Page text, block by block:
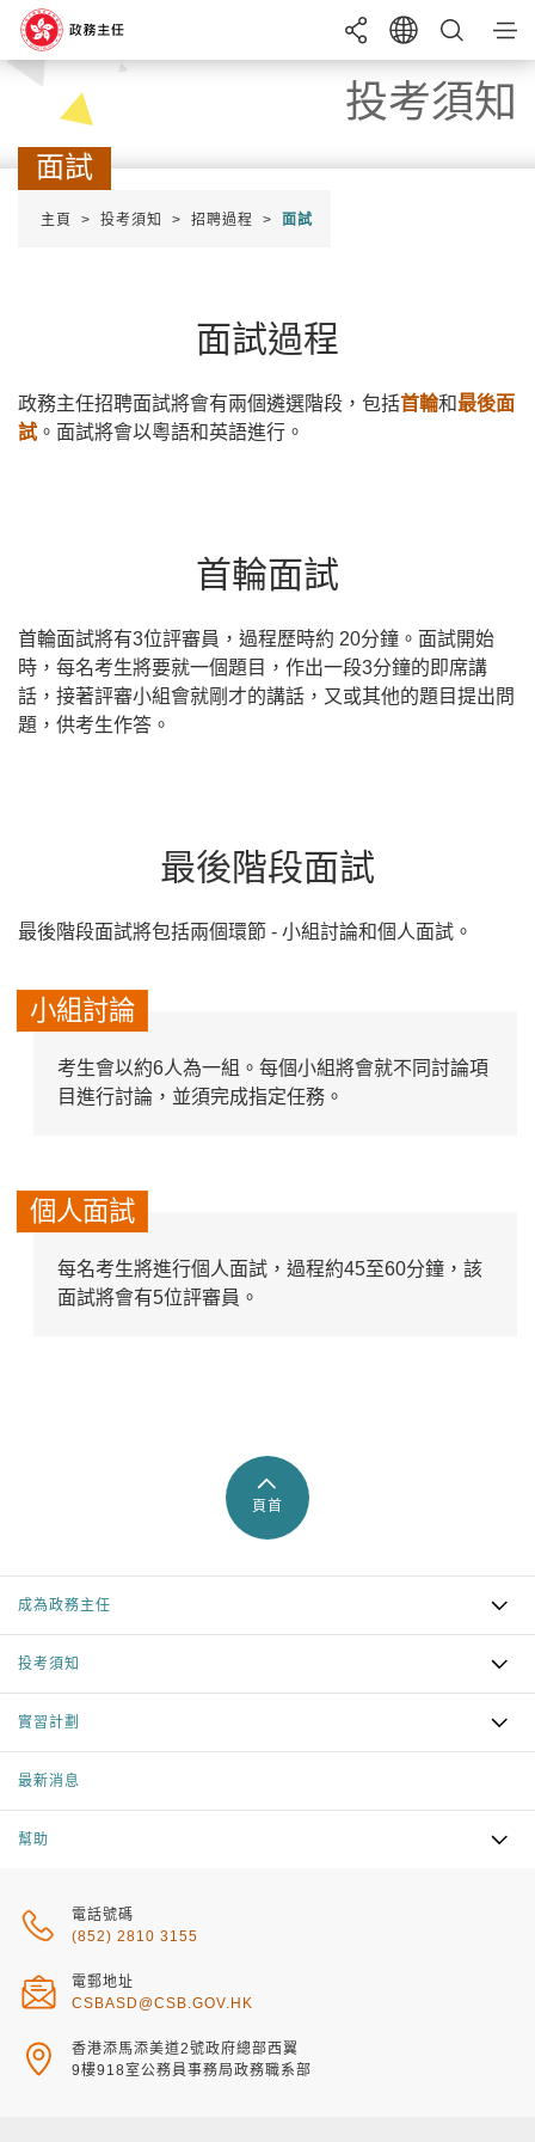
成為政務主任
搜尋
招聘 申請
投考須知
面試
主頁 投考須知 招聘過程 面試
面試過程
政務主任招聘面試將會有兩個遴選階段，包括首輪和最後面
試。面試將會以粵語和英語進行。
首輪面試
首輪面試將有3位評審員，過程歷時約 20分鐘。面試開始
時，每名考生將要就一個題目，作出一段3分鐘的即席講
話，接著評審小組會就剛才的講話，又或其他的題目提出問
題，供考生作答。
最後階段面試
最後階段面試將包括兩個環節 - 小組討論和個人面試。
小組討論
考生會以約6人為一組。每個小組將會就不同討論項
目進行討論，並須完成指定任務。
個人面試
每名考生將進行個人面試，過程約45至60分鐘，該
面試將會有5位評審員。
頁首
成為政務主任
投考須知
實習計劃
最新消息
幫助
電話號碼
(852) 2810 3155
電郵地址
CSBASD@CSB.GOV.HK
香港添馬添美道2號政府總部西翼
9樓918室公務員事務局政務職系部